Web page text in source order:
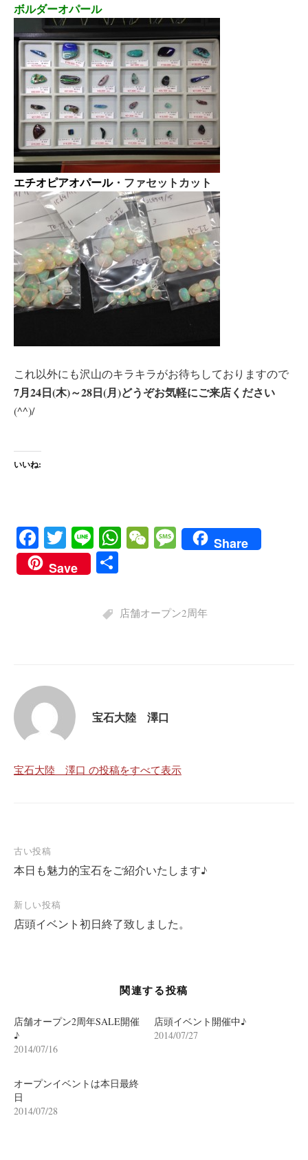
ボルダーオパール
エチオピアオパール・ファセットカット
これ以外にも沢山のキラキラがお待ちしておりますので
7月24日(木)～28日(月)どうぞお気軽にご来店ください
(^^)/
いいね:
Fa
ce
bo
T
wi
tte
Li
ne
W
A
pp
W
ha
M
es
ge
Share
Save
店舗オープン2周年
宝石大陸 澤口
宝石大陸 澤口 の投稿をすべて表示
投
稿
ナ
ビ
ゲ
ン
古い投稿
本日も魅力的宝石をご紹介いたします♪
新しい投稿
店頭イベント初日終了致しました。
関連する投稿
店舗オープン2周年SALE開催
♪
2014/07/16
店頭イベント開催中♪
2014/07/27
オープンイベントは本日最終
日
2014/07/28